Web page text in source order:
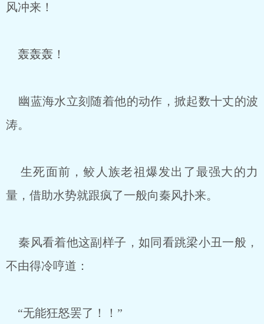
风冲来！
轰轰轰！
幽蓝海水立刻随着他的动作，掀起数十丈的波
涛。
生死面前，鲛人族老祖爆发出了最强大的力
量，借助水势就跟疯了一般向秦风扑来。
秦风看着他这副样子，如同看跳梁小丑一般，
不由得冷哼道：
“无能狂怒罢了！！”